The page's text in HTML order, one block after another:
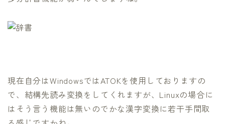
現在自分はWindowsではATOKを使用しておりますの
で、結構先読み変換をしてくれますが、Linuxの場合に
はそう言う機能は無いのでかな漢字変換に若干手間取